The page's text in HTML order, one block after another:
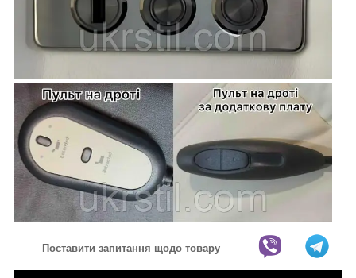
Поставити запитання щодо товару